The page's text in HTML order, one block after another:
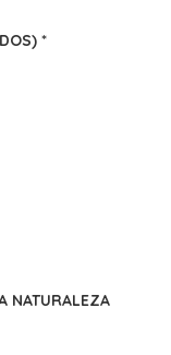
*
NATURALEZA